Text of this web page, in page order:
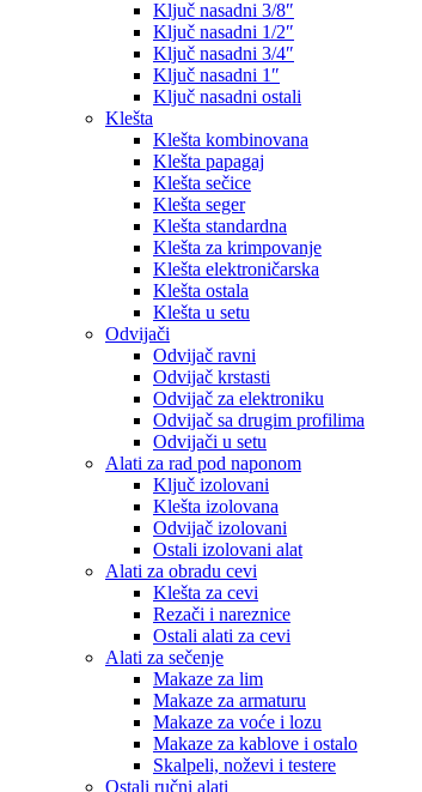
Ključ nasadni 3/8″
Ključ nasadni 1/2″
Ključ nasadni 3/4″
Ključ nasadni 1″
Ključ nasadni ostali
Klešta
Klešta kombinovana
Klešta papagaj
Klešta sečice
Klešta seger
Klešta standardna
Klešta za krimpovanje
Klešta elektroničarska
Klešta ostala
Klešta u setu
Odvijači
Odvijač ravni
Odvijač krstasti
Odvijač za elektroniku
Odvijač sa drugim profilima
Odvijači u setu
Alati za rad pod naponom
Ključ izolovani
Klešta izolovana
Odvijač izolovani
Ostali izolovani alat
Alati za obradu cevi
Klešta za cevi
Rezači i nareznice
Ostali alati za cevi
Alati za sečenje
Makaze za lim
Makaze za armaturu
Makaze za voće i lozu
Makaze za kablove i ostalo
Skalpeli, noževi i testere
Ostali ručni alati